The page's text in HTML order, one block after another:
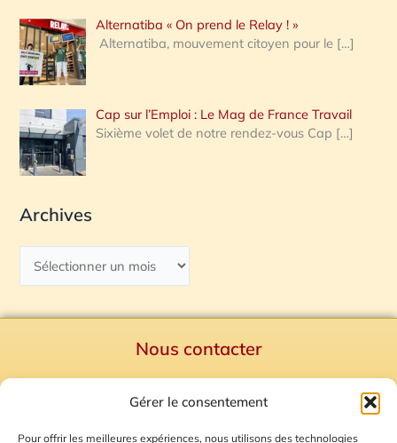
Gérer le consentement
Pour offrir les meilleures expériences, nous utilisons des technologies
Alternatiba « On prend le Relay ! »
Alternatiba, mouvement citoyen pour le […]
Cap sur l’Emploi : Le Mag de France Travail
Sixième volet de notre rendez-vous Cap […]
Archives
Nous contacter
Mentions Légales
Plan du site